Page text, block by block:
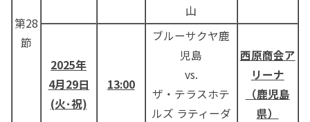
第28
節
山
2025年
4月29日
(火･祝)
13:00
ブルーサクヤ鹿
児島
vs.
ザ・テラスホテ
ルズ ラティーダ
西原商会ア
リーナ
（鹿児島
県）